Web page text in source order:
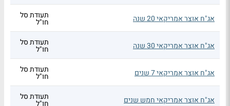
אג"ח אוצר אמריקאי 20 שנה תעודת סל
חו"ל
אג"ח אוצר אמריקאי 30 שנה תעודת סל
חו"ל
אג"ח אוצר אמריקאי 7 שנים תעודת סל
חו"ל
אג"ח אוצר אמריקאי חמש שנים תעודת סל
חו"ל